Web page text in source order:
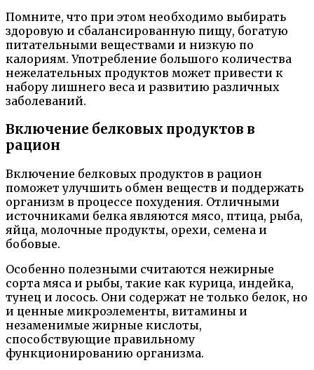
Помните, что при этом необходимо выбирать
здоровую и сбалансированную пищу, богатую
питательными веществами и низкую по
калориям. Употребление большого количества
нежелательных продуктов может привести к
набору лишнего веса и развитию различных
заболеваний.
Включение белковых продуктов в
рацион
Включение белковых продуктов в рацион
поможет улучшить обмен веществ и поддержать
организм в процессе похудения. Отличными
источниками белка являются мясо, птица, рыба,
яйца, молочные продукты, орехи, семена и
бобовые.
Особенно полезными считаются нежирные
сорта мяса и рыбы, такие как курица, индейка,
тунец и лосось. Они содержат не только белок, но
и ценные микроэлементы, витамины и
незаменимые жирные кислоты,
способствующие правильному
функционированию организма.